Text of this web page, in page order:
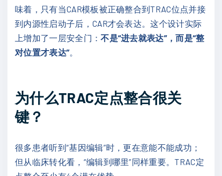
味着，只有当CAR模板被正确整合到TRAC位点并接
到内源性启动子后，CAR才会表达。这个设计实际
上增加了一层安全门：不是“进去就表达”，而是“整
对位置才表达”
为什么TRAC定点整合很关
键？
很多患者听到“基因编辑”时，更在意能不能成功；
但从临床转化看，“编辑到哪里”同样重要。TRAC定